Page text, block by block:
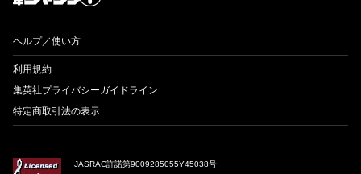
ヘルプ／使い方
利用規約
集英社プライバシーガイドライン
特定商取引法の表示
JASRAC許諾第9009285055Y45038号